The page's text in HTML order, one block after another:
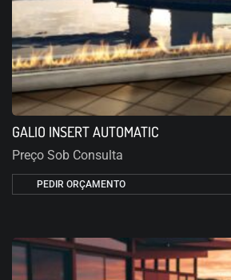
GALIO INSERT AUTOMATIC
Preço Sob Consulta
PEDIR ORÇAMENTO